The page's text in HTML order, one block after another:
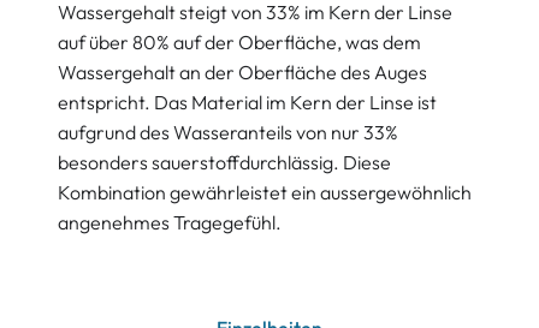
Wassergehalt steigt von 33% im Kern der Linse
auf über 80% auf der Oberfläche, was dem
Wassergehalt an der Oberfläche des Auges
entspricht. Das Material im Kern der Linse ist
aufgrund des Wasseranteils von nur 33%
besonders sauerstoffdurchlässig. Diese
Kombination gewährleistet ein aussergewöhnlich
angenehmes Tragegefühl.